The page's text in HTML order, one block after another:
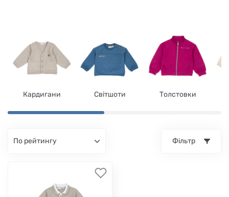
Кардигани Світшоти Толстовки
по рейтингу Фільтр